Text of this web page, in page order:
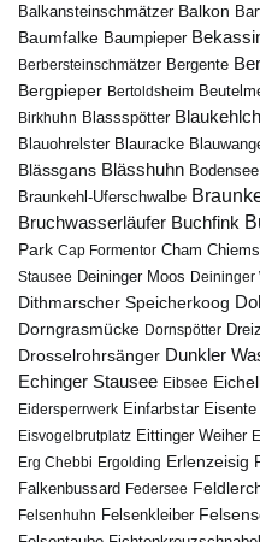
Balkansteinschmätzer Balkon
Baumfalke Baumpieper
Berbersteinschmätzer Bergente
Bergpieper Bertoldsheim
Birkhuhn Blassspötter
Blauohrelster Blauracke
Blässgans Blässhuhn Bodensee
Braunkehl-Uferschwalbe
Bruchwasserläufer Buchfink
Park Cap Formentor Cham
Stausee Deininger Moos Deininger
Dithmarscher Speicherkoog
Dorngrasmücke Dornspötter
Drosselrohrsänger Dunkler
Echinger Stausee Eibsee
Eidersperrwerk Einfarbstar Eisente
Eisvogelbrutplatz Eittinger Weiher
Erg Chebbi Ergolding Erlenzeisig
Falkenbussard Federsee
Felsenhuhn Felsenkleiber